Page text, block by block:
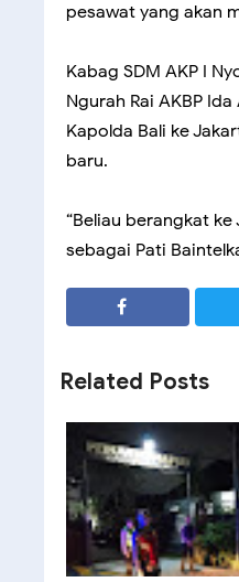
pesawat yang akan
Kabag SDM AKP I
Ngurah Rai AKBP
Kapolda Bali ke
baru.
“Beliau berangkat
sebagai Pati
Related Posts